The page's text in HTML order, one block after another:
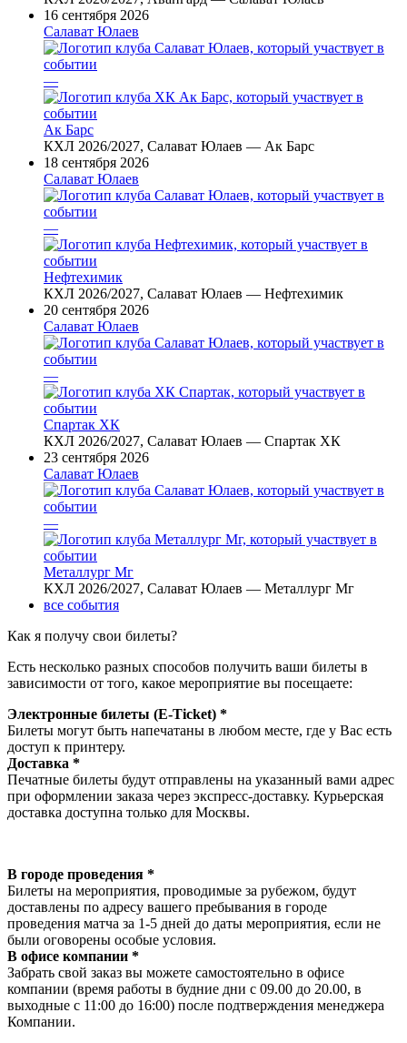
16 сентября 2026
Салават Юлаев
—
Ак Барс
КХЛ 2026/2027, Салават Юлаев — Ак Барс
18 сентября 2026
Салават Юлаев
—
Нефтехимик
КХЛ 2026/2027, Салават Юлаев — Нефтехимик
20 сентября 2026
Салават Юлаев
—
Спартак ХК
КХЛ 2026/2027, Салават Юлаев — Спартак ХК
23 сентября 2026
Салават Юлаев
—
Металлург Мг
КХЛ 2026/2027, Салават Юлаев — Металлург Мг
все события
Как я получу свои билеты?
Есть несколько разных способов получить ваши билеты в
зависимости от того, какое мероприятие вы посещаете:
Электронные билеты (E-Ticket) *
Билеты могут быть напечатаны в любом месте, где у Вас есть
доступ к принтеру.
Доставка *
Печатные билеты будут отправлены на указанный вами адрес
при оформлении заказа через экспресс-доставку. Курьерская
доставка доступна только для Москвы.
В городе проведения *
Билеты на мероприятия, проводимые за рубежом, будут
доставлены по адресу вашего пребывания в городе
проведения матча за 1-5 дней до даты мероприятия, если не
были оговорены особые условия.
В офисе компании *
Забрать свой заказ вы можете самостоятельно в офисе
компании (время работы в будние дни с 09.00 до 20.00, в
выходные с 11:00 до 16:00) после подтверждения менеджера
Компании.